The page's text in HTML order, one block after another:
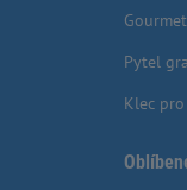
Pytel
Klec